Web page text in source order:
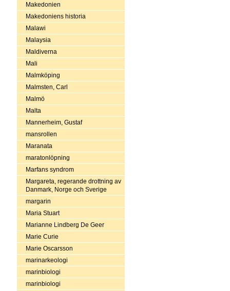
Makedonien
Makedoniens historia
Malawi
Malaysia
Maldiverna
Mali
Malmköping
Malmsten, Carl
Malmö
Malta
Mannerheim, Gustaf
mansrollen
Maranata
maratonlöpning
Marfans syndrom
Margareta, regerande drottning av
Danmark, Norge och Sverige
margarin
Maria Stuart
Marianne Lindberg De Geer
Marie Curie
Marie Oscarsson
marinarkeologi
marinbiologi
marinbiologi